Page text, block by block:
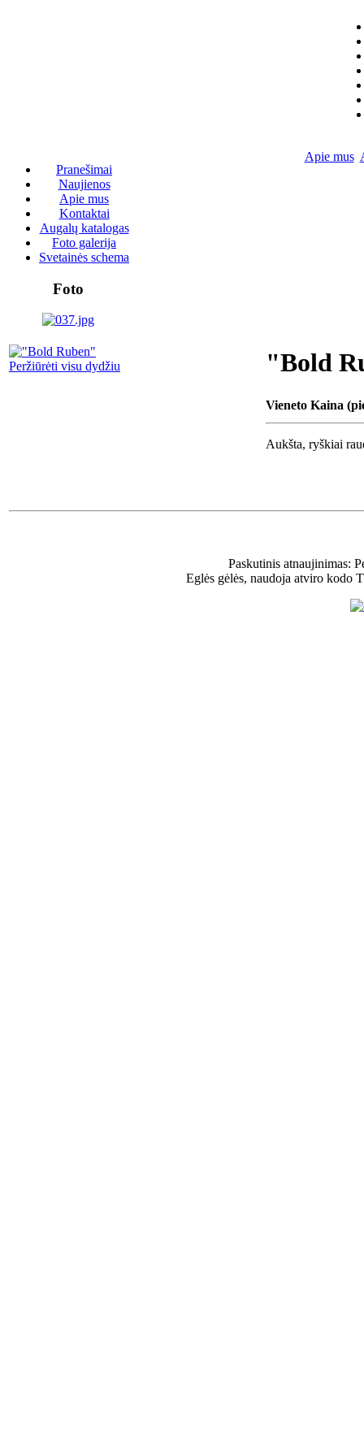
Pranešimai
Naujienos
Apie mus
Kontaktai
Augalų katalogas
Foto galerija
Svetainės schema
Foto
Apie mus
Peržiūrėti visu dydžiu "Bold
Vieneto Kaina
Aukšta, ryškiai
Paskutinis atnaujinimas:
Eglės gėlės, naudoja atviro kodo